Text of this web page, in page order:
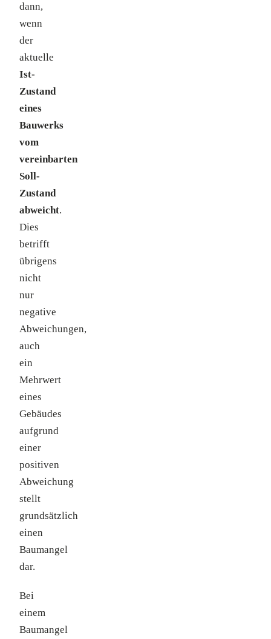
dann,
wenn
der
aktuelle
Ist-
Zustand
eines
Bauwerks
vom
vereinbarten
Soll-
Zustand
abweicht.
Dies
betrifft
übrigens
nicht
nur
negative
Abweichungen,
auch
ein
Mehrwert
eines
Gebäudes
aufgrund
einer
positiven
Abweichung
stellt
grundsätzlich
einen
Baumangel
dar.
Bei
einem
Baumangel